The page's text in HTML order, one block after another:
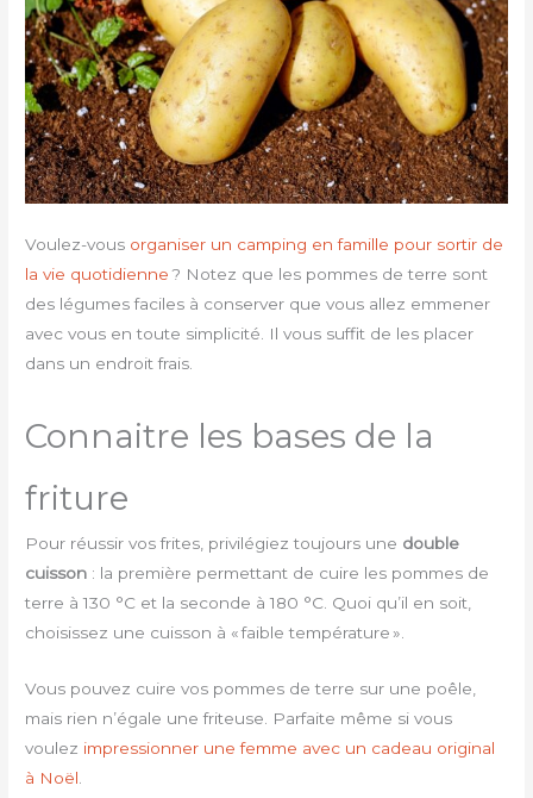
Voulez-vous organiser un camping en famille pour sortir de
la vie quotidienne? Notez que les pommes de terre sont
des légumes faciles à conserver que vous allez emmener
avec vous en toute simplicité. Il vous suffit de les placer
dans un endroit frais.
Connaitre les bases de la
friture
Pour réussir vos frites, privilégiez toujours une double
cuisson : la première permettant de cuire les pommes de
terre à 130 °C et la seconde à 180 °C. Quoi qu’il en soit,
choisissez une cuisson à « faible température ».
Vous pouvez cuire vos pommes de terre sur une poêle,
mais rien n’égale une friteuse. Parfaite même si vous
voulez impressionner une femme avec un cadeau original
à Noël